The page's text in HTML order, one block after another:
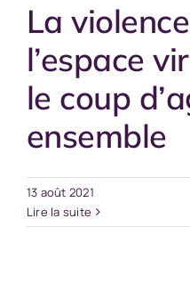
La
l’espace
le coup
ensemble
13 août 2021
Lire la suite